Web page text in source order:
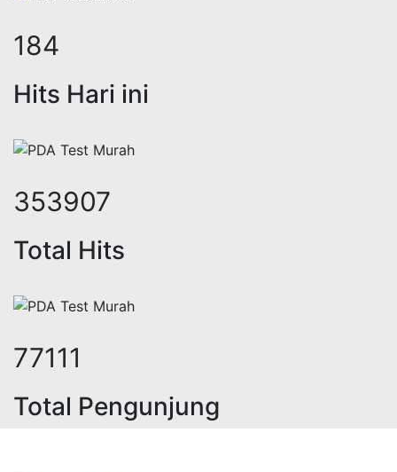
226
Hits Hari ini
439186
Total Hits
95692
Total Pengunjung